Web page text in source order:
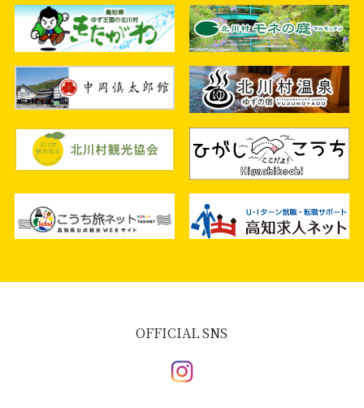
OFFICIAL SNS